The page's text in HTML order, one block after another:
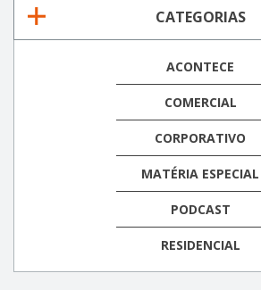
CATEGORIAS
ACONTECE
COMERCIAL
CORPORATIVO
MATÉRIA ESPECIAL
PODCAST
RESIDENCIAL